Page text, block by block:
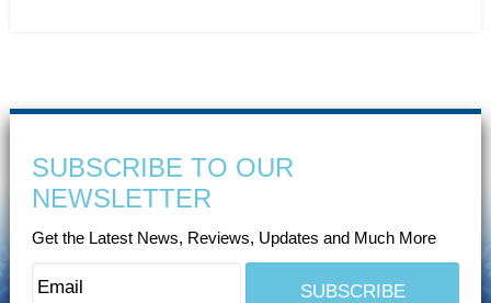
SUBSCRIBE TO OUR
NEWSLETTER
Get the Latest News, Reviews, Updates and Much More